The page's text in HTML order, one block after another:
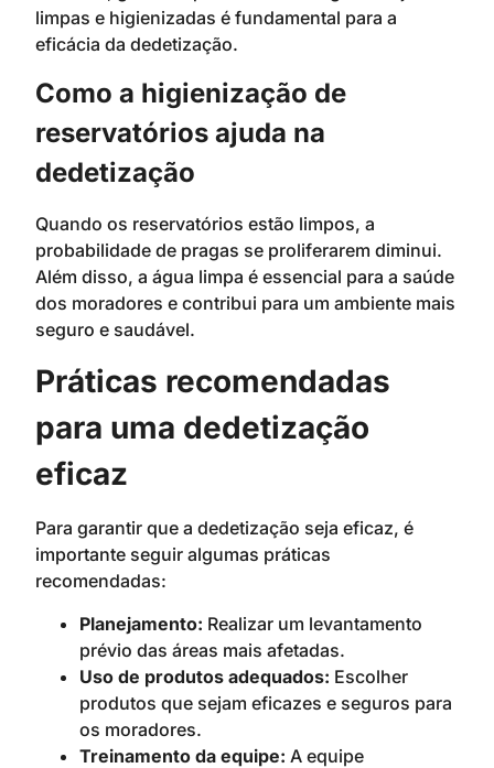
limpas e higienizadas é fundamental para a
eficácia da dedetização.
Como a higienização de
reservatórios ajuda na
dedetização
Quando os reservatórios estão limpos, a
probabilidade de pragas se proliferarem diminui.
Além disso, a água limpa é essencial para a saúde
dos moradores e contribui para um ambiente mais
seguro e saudável.
Práticas recomendadas
para uma dedetização
eficaz
Para garantir que a dedetização seja eficaz, é
importante seguir algumas práticas
recomendadas:
Planejamento: Realizar um levantamento
prévio das áreas mais afetadas.
Uso de produtos adequados: Escolher
produtos que sejam eficazes e seguros para
os moradores.
Treinamento da equipe: A equipe